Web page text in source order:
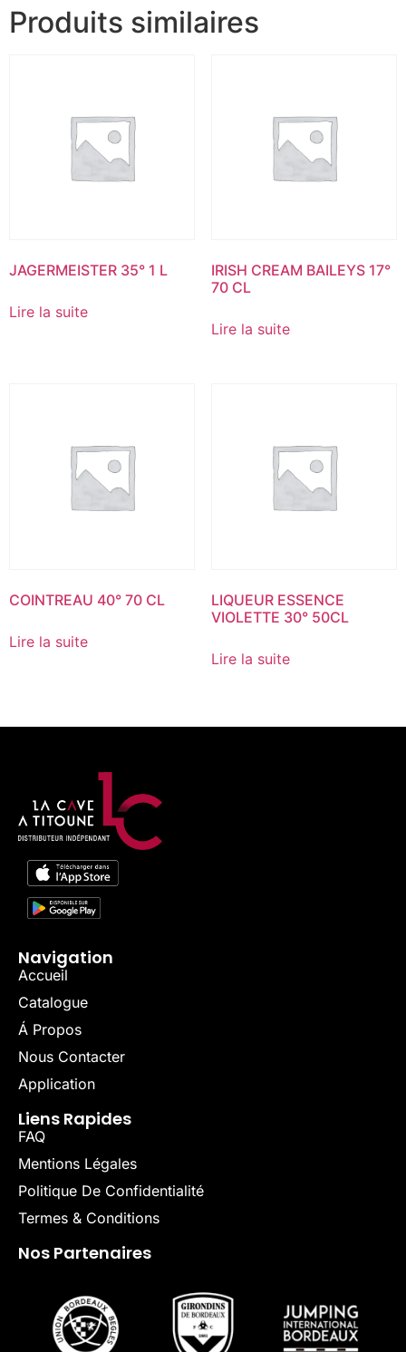
Produits similaires
JAGERMEISTER 35° 1 L
Lire la suite
IRISH CREAM BAILEYS 17°
70 CL
Lire la suite
COINTREAU 40° 70 CL
Lire la suite
LIQUEUR ESSENCE
VIOLETTE 30° 50CL
Lire la suite
Navigation
Accueil
Catalogue
Á Propos
Nous Contacter
Application
Liens Rapides
FAQ
Mentions Légales
Politique De Confidentialité
Termes & Conditions
Nos Partenaires